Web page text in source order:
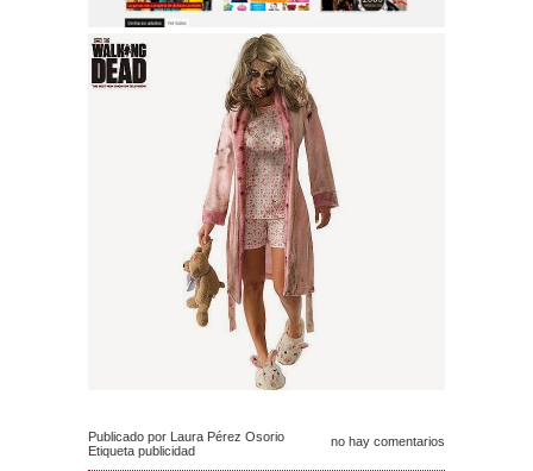
Publicado por Laura Pérez Osorio
Etiqueta publicidad
no hay comentarios